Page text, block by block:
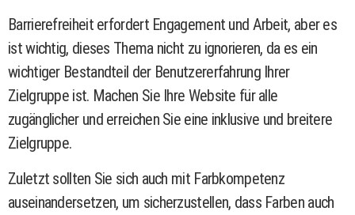
Barrierefreiheit erfordert Engagement und Arbeit, aber es
ist wichtig, dieses Thema nicht zu ignorieren, da es ein
wichtiger Bestandteil der Benutzererfahrung Ihrer
Zielgruppe ist. Machen Sie Ihre Website für alle
zugänglicher und erreichen Sie eine inklusive und breitere
Zielgruppe.
Zuletzt sollten Sie sich auch mit Farbkompetenz
auseinandersetzen, um sicherzustellen, dass Farben auch